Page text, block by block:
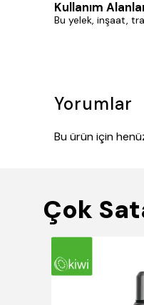
Kullanım
Bu yelek, inşaat,
Yorumlar
Bu ürün için
Çok